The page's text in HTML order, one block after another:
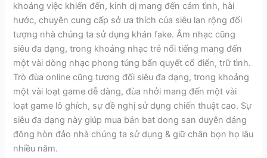
khoảng việc khiến đến, kinh dị mang đến cảm tình, hài
hước, chuyên cung cấp sở ưa thích của siêu lan rộng đối
tượng nhà chúng ta sử dụng khán fake. Âm nhạc cũng
siêu đa dạng, trong khoảng nhạc trẻ nổi tiếng mang đến
một vài dòng nhạc phong túng bấn quyết cổ điển, trữ tình.
Trò đùa online cũng tương đối siêu đa dạng, trong khoảng
một vài loạt game dễ dàng, đùa nhởi mang đến một vài
loạt game lô ghích, sự đề nghị sử dụng chiến thuật cao. Sự
siêu đa dạng này giúp mua bán bat dong san duyên dáng
đông hòn đảo nhà chúng ta sử dụng & giữ chân bọn họ lâu
nhiều năm.